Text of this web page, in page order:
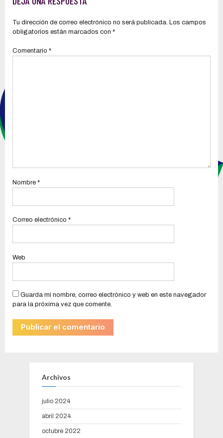
Barbasquillo y El Murciélago
Tu dirección de correo electrónico no será publicada. Los campos
obligatorios están marcados con *
Comentario *
Nombre *
Correo electrónico *
Web
Guarda mi nombre, correo electrónico y web en este navegador
para la próxima vez que comente.
Archivos
julio 2024
abril 2024
octubre 2022